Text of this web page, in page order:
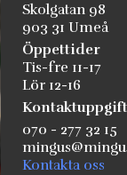
Skolgatan 98
903 31 Umeå
Öppettider
Tis-fre 11-17
Lör 12-16
070 - 277 32 15
Kontakta oss